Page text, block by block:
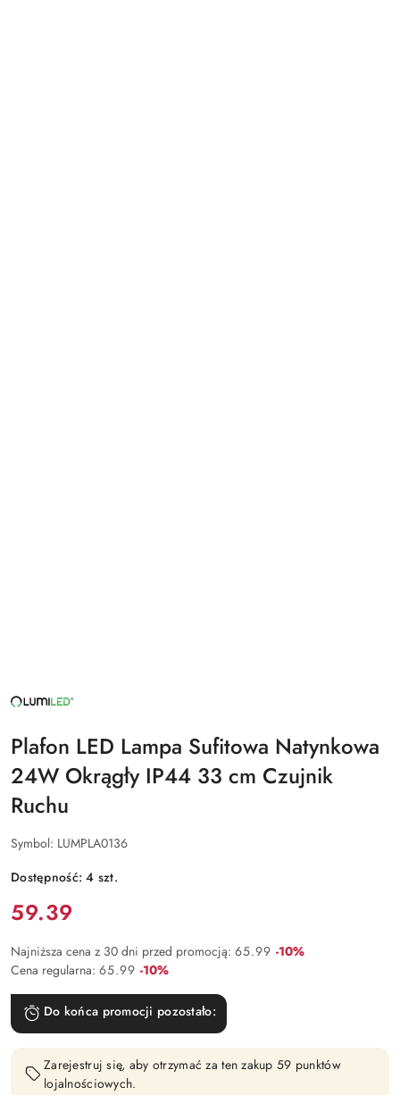
NAZWA
PRODUCENTA:
Plafon LED Lampa Sufitowa Natynkowa
24W Okrągły IP44 33 cm Czujnik
Ruchu
Symbol: LUMPLA0136
Dostępność:4 szt.
Cena:
59.39
Najniższa cena z 30 dni przed promocją: 65.99 Rabat:
-10%
Cena regularna: 65.99 Rabat:
-10%
Do końca promocji pozostało:
Zarejestruj się, aby otrzymać za ten zakup 59 punktów
lojalnościowych.